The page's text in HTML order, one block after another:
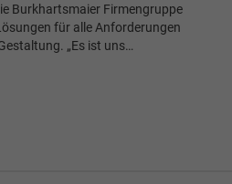
Burkhartsmaier Firmengruppe
für alle Anforderungen
„Es ist uns…